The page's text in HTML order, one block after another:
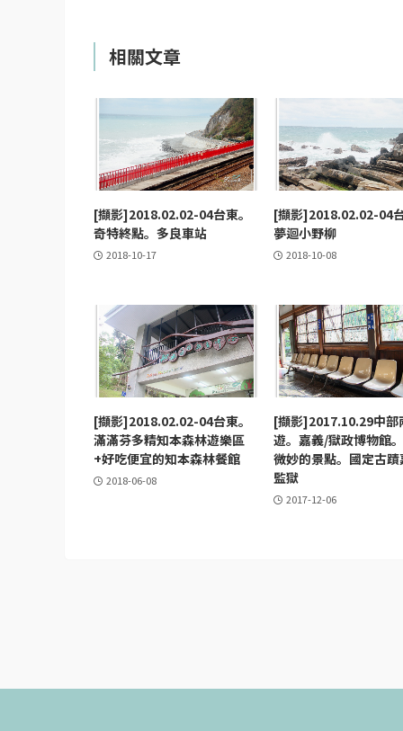
相關文章
[擷影]2018.02.02-04台東。
奇特終點。多良車站
2018-10-17
[擷影]2018.02.02-04
夢迴小野柳
2018-10-08
[擷影]2018.02.02-04台東。
滿滿芬多精知本森林遊樂區
+好吃便宜的知本森林餐館
2018-06-08
[擷影]2017.10.29中部
遊。嘉義/獄政博物館
微妙的景點。國定古
監獄
2017-12-06